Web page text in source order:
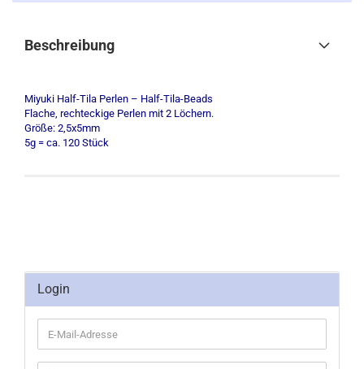
Beschreibung
Miyuki Half-Tila Perlen – Half-Tila-Beads
Flache, rechteckige Perlen mit 2 Löchern.
Größe: 2,5x5mm
5g = ca. 120 Stück
Login
E-
Mail-
Adresse